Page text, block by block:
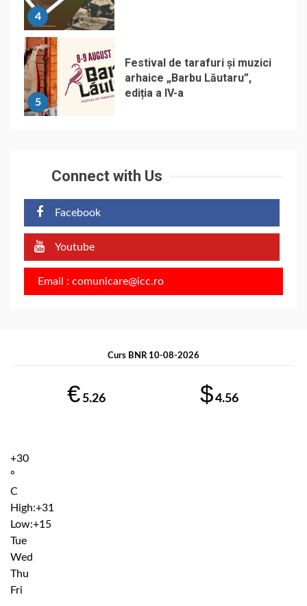
4
5
Festival de tarafuri și muzici
arhaice „Barbu Lăutaru”,
ediția a IV-a
Connect with Us
Facebook
Youtube
Email : comunicare@icc.ro
Curs BNR 10-08-2026
€ 5.26 $4.56
+30
°
C
High:+31
Low:+15
Tue
Wed
Thu
Fri